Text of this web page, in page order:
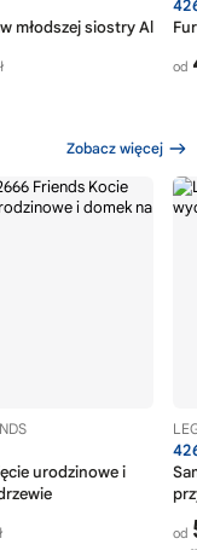
młodszej siostry Aliyi
od
Zobacz więcej
urodzinowe i
od